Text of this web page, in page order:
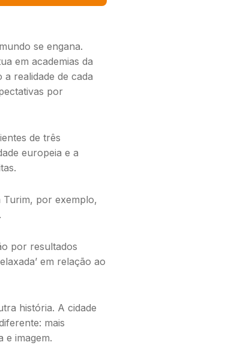
se engana.
em academias da
realidade de cada
por
de três
europeia e a
Turim, por exemplo,
por resultados
em relação ao
história. A cidade
mais
e imagem.